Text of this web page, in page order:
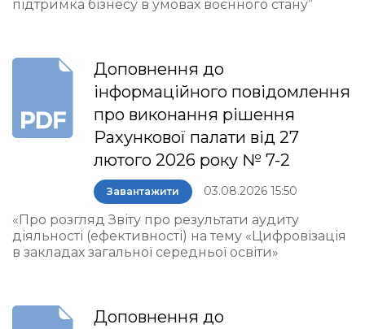
підтримка бізнесу в умовах воєнного стану”
Доповнення до
інформаційного повідомлення
про виконання рішення
Рахункової палати від 27
лютого 2026 року № 7-2
Завантажити 03.08.2026 15:50
«Про розгляд Звіту про результати аудиту
діяльності (ефективності) на тему «Цифровізація
в закладах загальної середньої освіти»
Доповнення до